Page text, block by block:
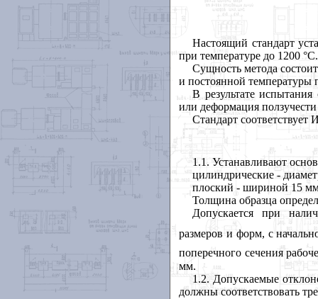
Настоящий стандарт
при температуре до 1200 °С.
Сущность метода
и постоянной температуры
В результате испытания
или деформация
Стандарт
1.1. Устанавливают
цилиндрические -
плоский - шириной 15
Толщина образца
Допускается при
размеров и форм, с
поперечного сечения
мм.
1.2. Допускаемые
должны соответствовать